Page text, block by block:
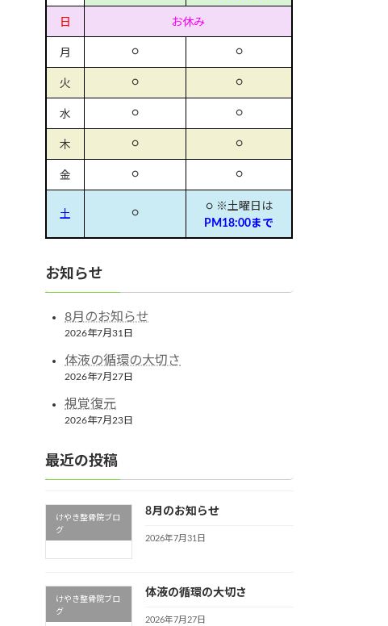
日 お休み
月 ○ ○
火 ○ ○
水 ○ ○
木 ○ ○
金 ○ ○
土 ○
○ ※土曜日は
PM18:00まで
お知らせ
8月のお知らせ
2026年7月31日
体液の循環の大切さ
2026年7月27日
視覚復元
2026年7月23日
最近の投稿
けやき整骨院ブロ
グ
8月のお知らせ
2026年7月31日
けやき整骨院ブロ
グ
体液の循環の大切さ
2026年7月27日